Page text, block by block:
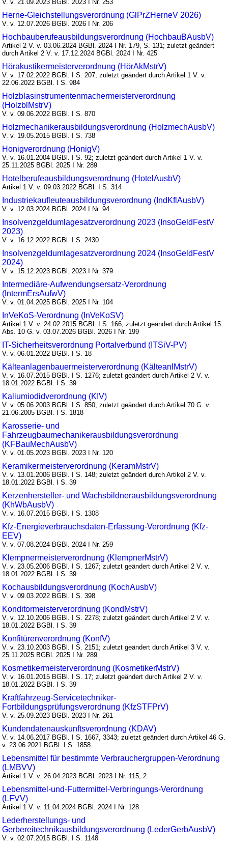
V. v. 21.09.2023 BGBl. 2023 I Nr. 253
Herne-Gleichstellungsverordnung (GlPrZHerneV 2026)
V. v. 12.07.2026 BGBl. 2026 I Nr. 206
Hochbauberufeausbildungsverordnung (HochbauBAusbV)
Artikel 2 V. v. 03.06.2024 BGBl. 2024 I Nr. 179, S. 131; zuletzt geändert
durch Artikel 2 V. v. 17.12.2024 BGBl. 2024 I Nr. 425
Hörakustikermeisterverordnung (HörAkMstrV)
V. v. 17.02.2022 BGBl. I S. 207; zuletzt geändert durch Artikel 1 V. v.
22.06.2022 BGBl. I S. 984
Holzblasinstrumentenmachermeisterverordnung
(HolzblMstrV)
V. v. 09.06.2022 BGBl. I S. 870
Holzmechanikerausbildungsverordnung (HolzmechAusbV)
V. v. 19.05.2015 BGBl. I S. 738
Honigverordnung (HonigV)
V. v. 16.01.2004 BGBl. I S. 92; zuletzt geändert durch Artikel 1 V. v.
25.11.2025 BGBl. 2025 I Nr. 289
Hotelberufeausbildungsverordnung (HotelAusbV)
Artikel 1 V. v. 09.03.2022 BGBl. I S. 314
Industriekaufleuteausbildungsverordnung (IndKflAusbV)
V. v. 12.03.2024 BGBl. 2024 I Nr. 94
Insolvenzgeldumlagesatzverordnung 2023 (InsoGeldFestV
2023)
V. v. 16.12.2022 BGBl. I S. 2430
Insolvenzgeldumlagesatzverordnung 2024 (InsoGeldFestV
2024)
V. v. 15.12.2023 BGBl. 2023 I Nr. 379
Intermediäre-Aufwendungsersatz-Verordnung
(IntermErsAufwV)
V. v. 01.04.2025 BGBl. 2025 I Nr. 104
InVeKoS-Verordnung (InVeKoSV)
Artikel 1 V. v. 24.02.2015 BGBl. I S. 166; zuletzt geändert durch Artikel 15
Abs. 10 G. v. 03.07.2026 BGBl. 2026 I Nr. 199
IT-Sicherheitsverordnung Portalverbund (ITSiV-PV)
V. v. 06.01.2022 BGBl. I S. 18
Kälteanlagenbauermeisterverordnung (KälteanlMstrV)
V. v. 16.07.2015 BGBl. I S. 1276; zuletzt geändert durch Artikel 2 V. v.
18.01.2022 BGBl. I S. 39
Kaliumiodidverordnung (KIV)
V. v. 05.06.2003 BGBl. I S. 850; zuletzt geändert durch Artikel 70 G. v.
21.06.2005 BGBl. I S. 1818
Karosserie- und
Fahrzeugbaumechanikerausbildungsverordnung
(KFBauMechAusbV)
V. v. 01.05.2023 BGBl. 2023 I Nr. 120
Keramikermeisterverordnung (KeramMstrV)
V. v. 13.01.2006 BGBl. I S. 148; zuletzt geändert durch Artikel 2 V. v.
18.01.2022 BGBl. I S. 39
Kerzenhersteller- und Wachsbildnerausbildungsverordnung
(KhWbAusbV)
V. v. 16.07.2015 BGBl. I S. 1308
Kfz-Energieverbrauchsdaten-Erfassung-Verordnung (Kfz-
EEV)
V. v. 07.08.2024 BGBl. 2024 I Nr. 259
Klempnermeisterverordnung (KlempnerMstrV)
V. v. 23.05.2006 BGBl. I S. 1267; zuletzt geändert durch Artikel 2 V. v.
18.01.2022 BGBl. I S. 39
Kochausbildungsverordnung (KochAusbV)
V. v. 09.03.2022 BGBl. I S. 398
Konditormeisterverordnung (KondMstrV)
V. v. 12.10.2006 BGBl. I S. 2278; zuletzt geändert durch Artikel 2 V. v.
18.01.2022 BGBl. I S. 39
Konfitürenverordnung (KonfV)
V. v. 23.10.2003 BGBl. I S. 2151; zuletzt geändert durch Artikel 3 V. v.
25.11.2025 BGBl. 2025 I Nr. 289
Kosmetikermeisterverordnung (KosmetikerMstrV)
V. v. 16.01.2015 BGBl. I S. 17; zuletzt geändert durch Artikel 2 V. v.
18.01.2022 BGBl. I S. 39
Kraftfahrzeug-Servicetechniker-
Fortbildungsprüfungsverordnung (KfzSTFPrV)
V. v. 25.09.2023 BGBl. 2023 I Nr. 261
Kundendatenauskunftsverordnung (KDAV)
V. v. 14.06.2017 BGBl. I S. 1667, 3343; zuletzt geändert durch Artikel 46 G.
v. 23.06.2021 BGBl. I S. 1858
Lebensmittel für bestimmte Verbrauchergruppen-Verordnung
(LMBVV)
Artikel 1 V. v. 26.04.2023 BGBl. 2023 I Nr. 115, 2
Lebensmittel-und-Futtermittel-Verbringungs-Verordnung
(LFVV)
Artikel 1 V. v. 11.04.2024 BGBl. 2024 I Nr. 128
Lederherstellungs- und
Gerbereitechnikausbildungsverordnung (LederGerbAusbV)
V. v. 02.07.2015 BGBl. I S. 1148